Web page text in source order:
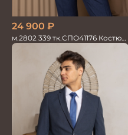
24 900 ₽
м.2802 339 тк.СПО41176 Костюм
мужской